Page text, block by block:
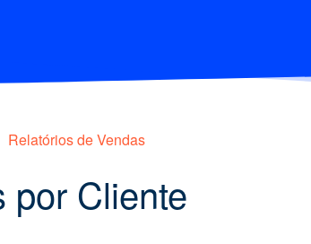
Relatórios de Vendas
por Cliente